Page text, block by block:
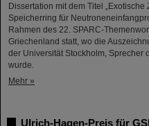
Dissertation mit dem Titel
Speicherring für
Rahmen des 22. SPARC-
Griechenland statt, wo die
der Universität Stockholm, Sprecher
wurde.
Mehr »
Ulrich-Hagen-Preis für